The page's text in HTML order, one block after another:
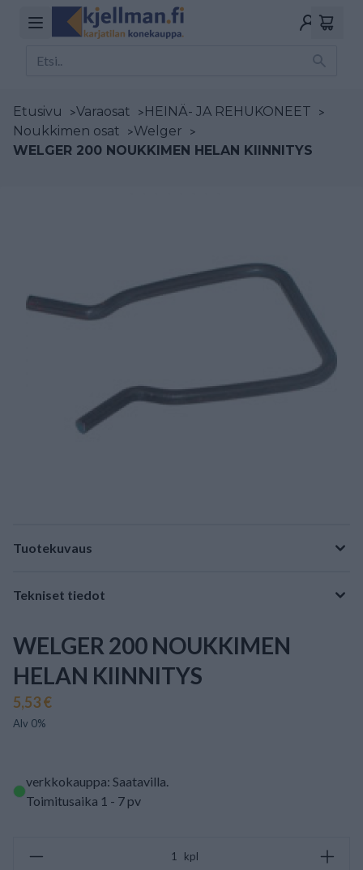
Etusivu >Varaosat >HEINÄ- JA REHUKONEET >
Noukkimen osat >Welger >
WELGER 200 NOUKKIMEN HELAN KIINNITYS
Tuotekuvaus
Tekniset tiedot
WELGER 200 NOUKKIMEN
HELAN KIINNITYS
5,53 €
Alv 0%
verkkokauppa: Saatavilla.
Toimitusaika 1 - 7 pv
kpl